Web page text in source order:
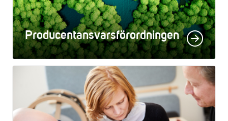
Producentansvarsförordningen